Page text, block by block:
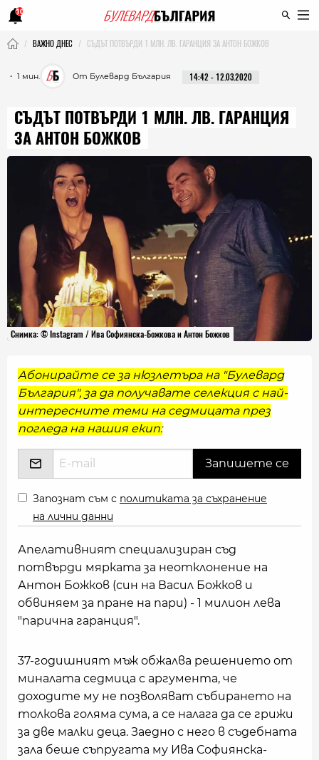
10
ВАЖНО ДНЕС СЪДЪТ ПОТВЪРДИ 1 МЛН. ЛВ. ГАРАНЦИЯ ЗА АНТОН БОЖКОВ
・ 1 мин. От Булевард България 14:42 - 12.03.2020
СЪДЪТ ПОТВЪРДИ 1 МЛН. ЛВ. ГАРАНЦИЯ
ЗА АНТОН БОЖКОВ
Снимка: © Instagram / Ива Софиянска-Божкова и Антон Божков
Абонирайте се за нюзлетъра на "Булевард
България", за да получавате селекция с най-
интересните теми на седмицата през
погледа на нашия екип:
Запознат съм с политиката за съхранение
на лични данни
Апелативният специализиран съд
потвърди мярката за неотклонение на
Антон Божков (син на Васил Божков и
обвиняем за пране на пари) - 1 милион лева
"парична гаранция".
37-годишният мъж обжалва решението от
миналата седмица с аргумента, че
доходите му не позволяват събирането на
толкова голяма сума, а се налага да се грижи
за две малки деца. Заедно с него в съдебната
зала беше съпругата му Ива Софиянска-